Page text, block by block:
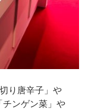
り唐辛子」や
チンゲン菜」や